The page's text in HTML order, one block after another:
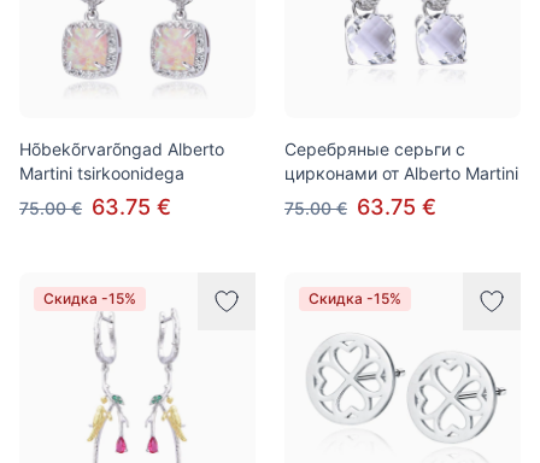
Hõbekõrvarõngad Alberto
Martini tsirkoonidega
75.00 € 63.75 €
Серебряные серьги с
цирконами от Alberto Martini
75.00 € 63.75 €
Скидка -15% Скидка -15%